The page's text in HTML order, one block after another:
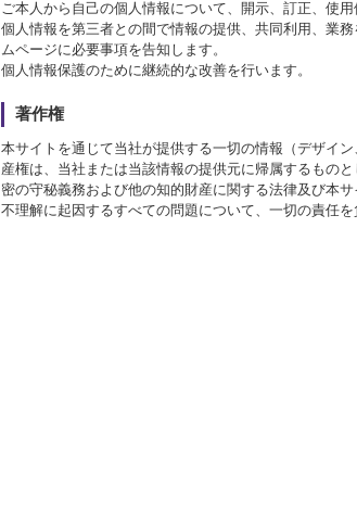
ご本人から自己の個人情報について、開示、訂正、使
個人情報を第三者との間で情報の提供、共同利用、業
ムページに必要事項を告知します。
個人情報保護のために継続的な改善を行います。
著作権
本サイトを通じて当社が提供する一切の情報（デザイ
産権は、当社または当該情報の提供元に帰属するもの
密の守秘義務および他の知的財産に関する法律及び本
不理解に起因するすべての問題について、一切の責任を